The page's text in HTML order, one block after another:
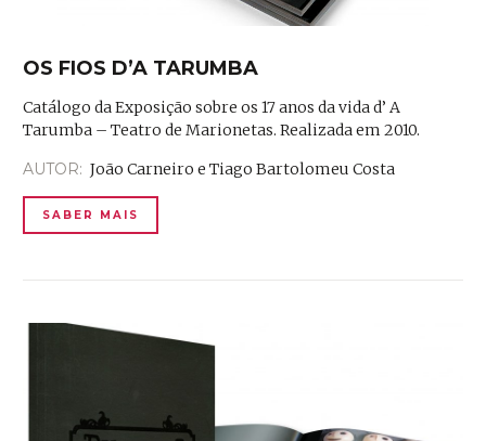
OS FIOS D’A TARUMBA
Catálogo da Exposição sobre os 17 anos da vida d’ A
Tarumba – Teatro de Marionetas. Realizada em 2010.
AUTOR: João Carneiro e Tiago Bartolomeu Costa
SABER MAIS